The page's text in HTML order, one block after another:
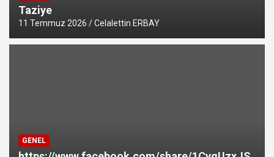
Taziye
11 Temmuz 2026 Celalettin ERBAY
GENEL